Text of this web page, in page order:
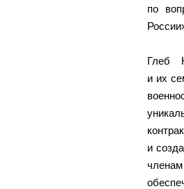
по
Глеб
и их
и